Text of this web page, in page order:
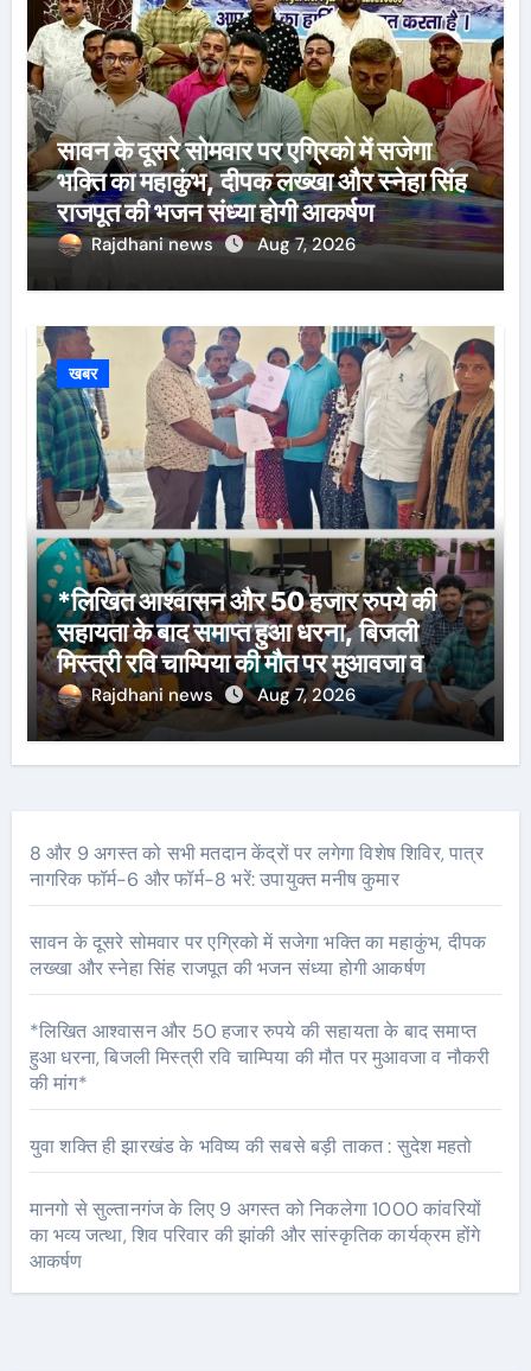
सावन के दूसरे सोमवार पर एग्रिको में सजेगा
भक्ति का महाकुंभ, दीपक लख्खा और स्नेहा सिंह
राजपूत की भजन संध्या होगी आकर्षण
Rajdhani news Aug 7, 2026
खबर
*लिखित आश्वासन और 50 हजार रुपये की
सहायता के बाद समाप्त हुआ धरना, बिजली
मिस्त्री रवि चाम्पिया की मौत पर मुआवजा व
नौकरी की मांग*
Rajdhani news Aug 7, 2026
8 और 9 अगस्त को सभी मतदान केंद्रों पर लगेगा विशेष शिविर, पात्र
नागरिक फॉर्म-6 और फॉर्म-8 भरें: उपायुक्त मनीष कुमार
सावन के दूसरे सोमवार पर एग्रिको में सजेगा भक्ति का महाकुंभ, दीपक
लख्खा और स्नेहा सिंह राजपूत की भजन संध्या होगी आकर्षण
*लिखित आश्वासन और 50 हजार रुपये की सहायता के बाद समाप्त
हुआ धरना, बिजली मिस्त्री रवि चाम्पिया की मौत पर मुआवजा व नौकरी
की मांग*
युवा शक्ति ही झारखंड के भविष्य की सबसे बड़ी ताकत : सुदेश महतो
मानगो से सुल्तानगंज के लिए 9 अगस्त को निकलेगा 1000 कांवरियों
का भव्य जत्था, शिव परिवार की झांकी और सांस्कृतिक कार्यक्रम होंगे
आकर्षण